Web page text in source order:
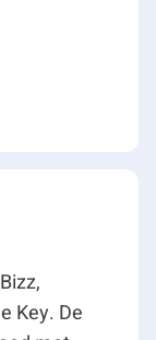
de
Key. De